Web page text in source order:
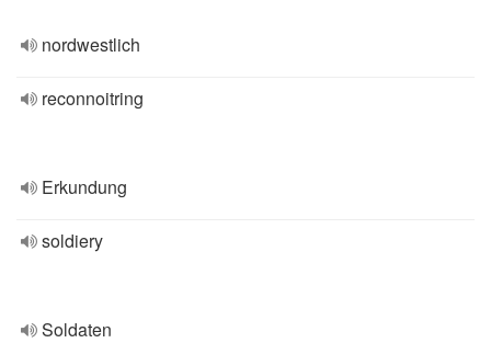
nordwestlich
reconnoitring
Erkundung
soldiery
Soldaten